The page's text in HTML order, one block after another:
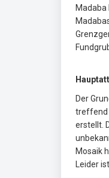
Madaba
Der
treffend
erstellt.
Mosaik
Leider